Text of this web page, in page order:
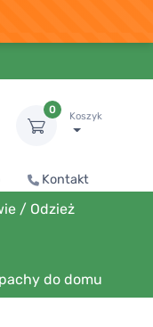
0
Koszyk
Kontakt
/ Odzież
do domu